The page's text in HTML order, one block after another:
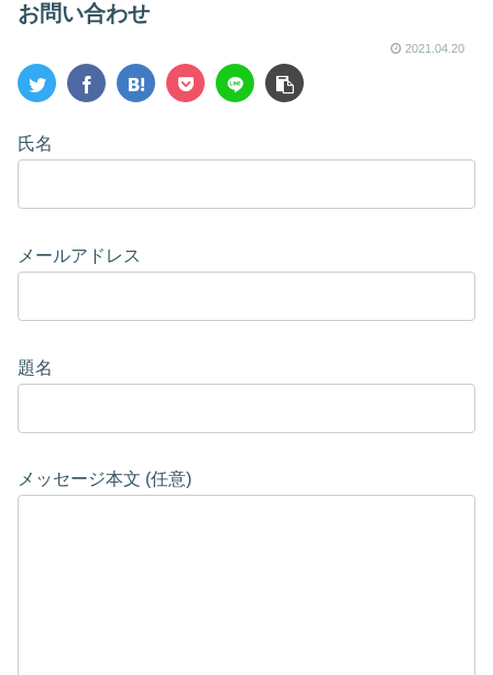
お問い合わせ
2021.04.20
氏名
メールアドレス
題名
メッセージ本文 (任意)